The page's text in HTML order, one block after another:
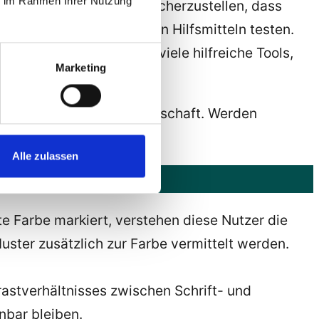
Marketing
Alle zulassen
scheitert. Um sicherzustellen, dass
mit verschiedenen Hilfsmitteln testen.
zu bedienen. Es gibt viele hilfreiche Tools,
eine moderne Gesellschaft. Werden
Farbe markiert, verstehen diese Nutzer die
zusätzlich zur Farbe vermittelt werden.
zwischen Schrift- und
bleiben.